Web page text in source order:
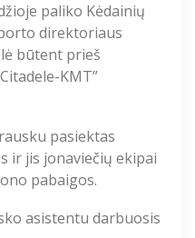
paliko Kėdainių
direktoriaus
būtent prieš
KMT”
u pasiektas
ir jis jonaviečių ekipai
pabaigos.
asistentu darbuosis